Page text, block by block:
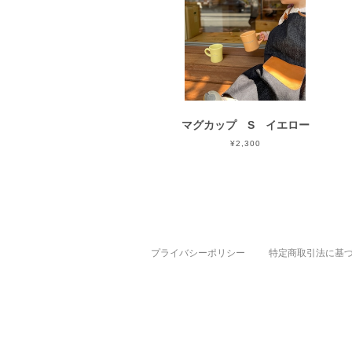
マグカップ S イエロー
¥2,300
プライバシーポリシー 特定商取引法に基